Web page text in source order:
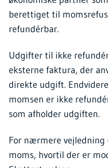
berettiget til
refundérbar.
Udgifter til ikke
eksterne faktura, der
direkte udgift.
momsen er ikke
som afholder udgiften.
For nærmere
moms, hvortil der er